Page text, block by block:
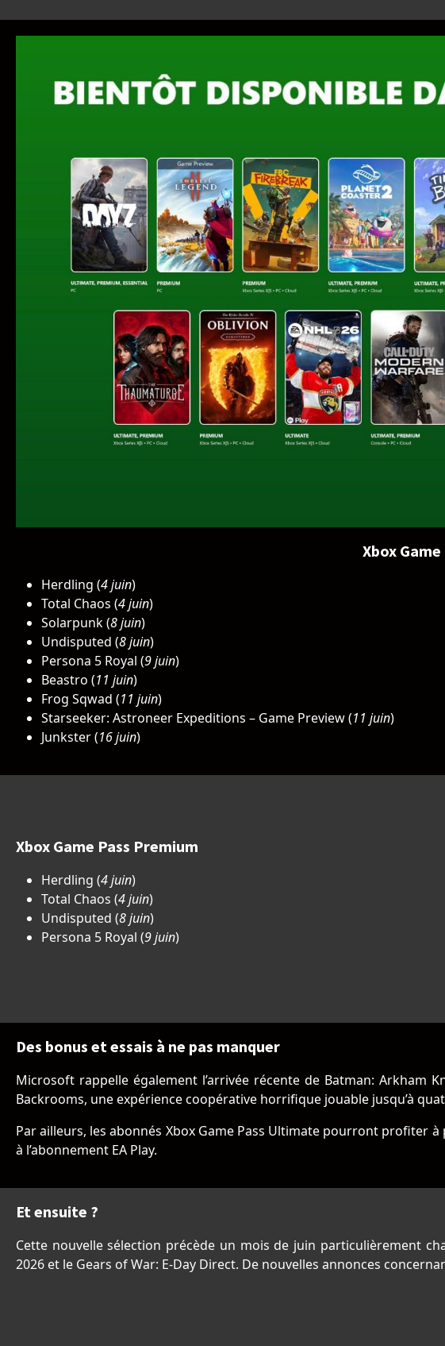
Xbox
Herdling (4 juin)
Total Chaos (4 juin)
Solarpunk (8 juin)
Undisputed (8 juin)
Persona 5 Royal (9 juin)
Beastro (11 juin)
Frog Sqwad (11 juin)
Starseeker: Astroneer Expeditions – Game Preview (11 juin)
Junkster (16 juin)
Xbox Game Pass Premium
Herdling (4 juin)
Total Chaos (4 juin)
Undisputed (8 juin)
Persona 5 Royal (9 juin)
Des bonus et essais à ne pas manquer
Microsoft rappelle également l’arrivée récente de Batman: Arkham
Backrooms, une expérience coopérative horrifique jouable jusqu’à
Par ailleurs, les abonnés Xbox Game Pass Ultimate pourront profiter
à l’abonnement EA Play.
Et ensuite ?
Cette nouvelle sélection précède un mois de juin particulièrement
2026 et le Gears of War: E-Day Direct. De nouvelles annonces